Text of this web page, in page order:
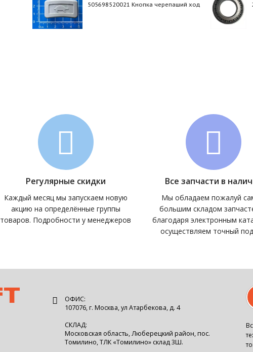
505698520021 Кнопка черепаший ход
Регулярные скидки
Каждый месяц мы запускаем новую
акцию на определённые группы
товаров. Подробности у менеджеров
Все запчасти в
Мы обладаем пожалуй
большим складом
благодаря электронным
осуществляем точный
ОФИС:
107076, г. Москва, ул Атарбекова, д. 4
СКЛАД:
Московская область, Люберецкий район, пос.
Томилино, ТЛК «Томилино» склад 3Ш.